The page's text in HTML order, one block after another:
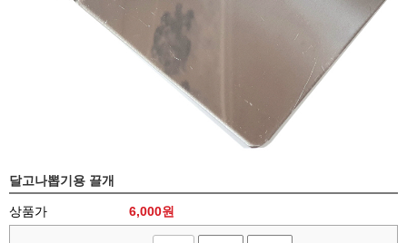
달고나뽑기용 끌개
상품가 6,000원